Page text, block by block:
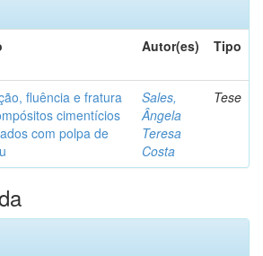
Autor(es) Tipo
fluência e fratura
cimentícios
com polpa de
Sales,
Ângela
Teresa
Costa
Tese